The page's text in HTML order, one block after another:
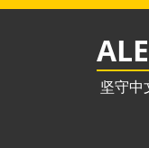
跳
坚守中